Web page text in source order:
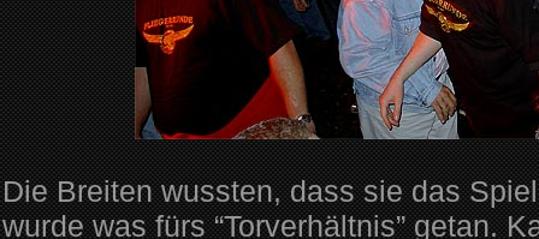
Die Breiten wussten, dass sie das
wurde was fürs “Torverhältnis” getan.